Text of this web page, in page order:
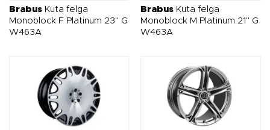
zmiany wyglądu auta.
Brabus Kuta felga
Monoblock F Platinum 23" G
W463A
Brabus Kuta felga
Monoblock M Platinum 21" G
W463A